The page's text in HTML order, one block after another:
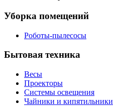
Уборка помещений
Роботы-пылесосы
Бытовая техника
Весы
Проекторы
Системы освещения
Чайники и кипятильники